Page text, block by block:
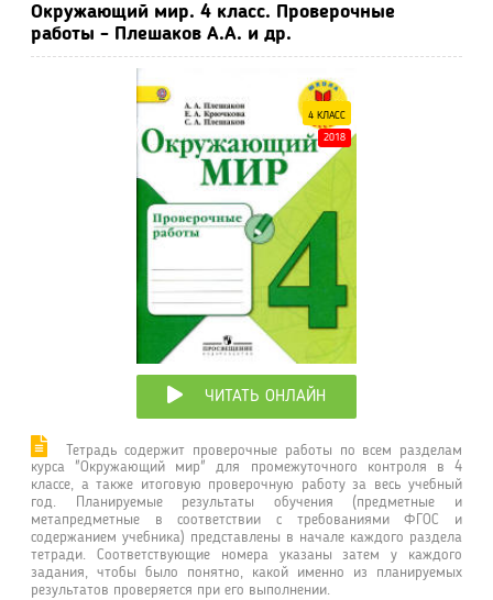
Окружающий мир. 4 класс. Проверочные
работы - Плешаков А.А. и др.
4 КЛАСС
2018
ЧИТАТЬ ОНЛАЙН
Тетрадь содержит проверочные работы по всем разделам
курса "Окружающий мир" для промежуточного контроля в 4
классе, а также итоговую проверочную работу за весь учебный
год. Планируемые результаты обучения (предметные и
метапредметные в соответствии с требованиями ФГОС и
содержанием учебника) представлены в начале каждого раздела
тетради. Соответствующие номера указаны затем у каждого
задания, чтобы было понятно, какой именно из планируемых
результатов проверяется при его выполнении.